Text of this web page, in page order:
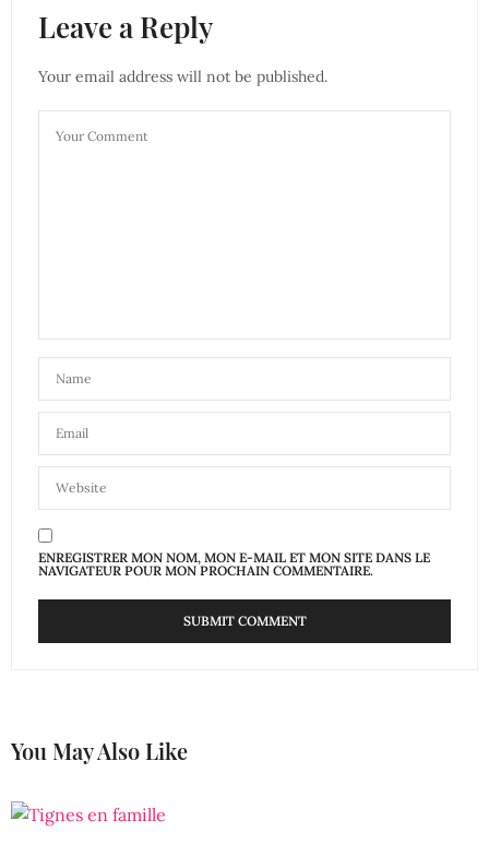
Leave a Reply
Your email address will not be published.
ENREGISTRER MON NOM, MON E-MAIL ET MON SITE DANS LE
NAVIGATEUR POUR MON PROCHAIN COMMENTAIRE.
You May Also Like